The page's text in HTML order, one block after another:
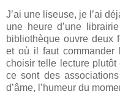
J’ai une liseuse, je l’ai
une heure d’une
bibliothèque ouvre deux
et où il faut commander
choisir telle lecture plutôt
ce sont des
d’âme, l’humeur du